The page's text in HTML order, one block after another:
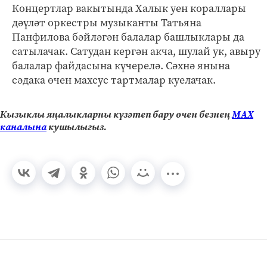
Концертлар вакытында Халык уен кораллары
дәүләт оркестры музыканты Татьяна
Панфилова бәйләгән балалар башлыклары да
сатылачак. Сатудан кергән акча, шулай ук, авыру
балалар файдасына күчерелә. Сәхнә янына
сәдака өчен махсус тартмалар куелачак.
Кызыклы яңалыкларны күзәтеп бару өчен безнеңМАХ
каналынакушылыгыз.